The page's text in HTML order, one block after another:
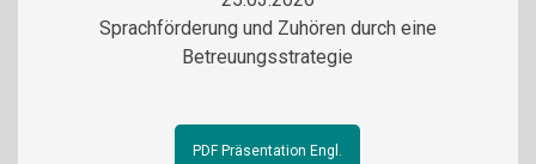
Sprachförderung und Zuhören durch eine
Betreuungsstrategie
PDF Präsentation Engl.